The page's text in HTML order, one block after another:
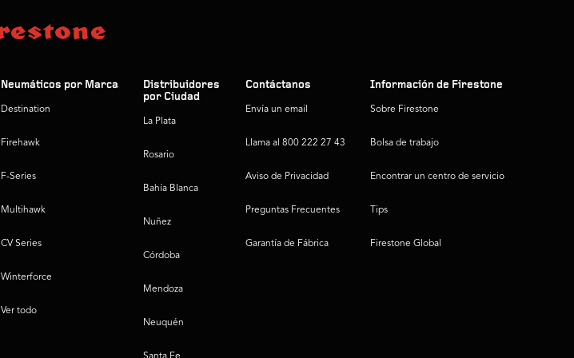
Neumáticos por Marca
Destination
Firehawk
F-Series
Multihawk
CV Series
Winterforce
Ver todo
Distribuidores
por Ciudad
La Plata
Rosario
Bahía Blanca
Nuñez
Córdoba
Mendoza
Neuquén
Santa Fe
Contáctanos
Envía un email
Llama al 800 222 27 43
Aviso de Privacidad
Preguntas Frecuentes
Garantía de Fábrica
Información de Firestone
Sobre Firestone
Bolsa de trabajo
Encontrar un centro de servicio
Tips
Firestone Global